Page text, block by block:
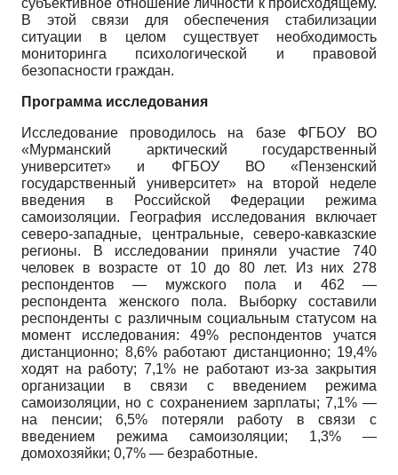
субъективное отношение личности к происходящему.
В этой связи для обеспечения стабилизации
ситуации в целом существует необходимость
мониторинга психологической и правовой
безопасности граждан.
Программа исследования
Исследование проводилось на базе ФГБОУ ВО
«Мурманский арктический государственный
университет» и ФГБОУ ВО «Пензенский
государственный университет» на второй неделе
введения в Российской Федерации режима
самоизоляции. География исследования включает
северо-западные, центральные, северо-кавказские
регионы. В исследовании приняли участие 740
человек в возрасте от 10 до 80 лет. Из них 278
респондентов — мужского пола и 462 —
респондента женского пола. Выборку составили
респонденты с различным социальным статусом на
момент исследования: 49% респондентов учатся
дистанционно; 8,6% работают дистанционно; 19,4%
ходят на работу; 7,1% не работают из-за закрытия
организации в связи с введением режима
самоизоляции, но с сохранением зарплаты; 7,1% —
на пенсии; 6,5% потеряли работу в связи с
введением режима самоизоляции; 1,3% —
домохозяйки; 0,7% — безработные.